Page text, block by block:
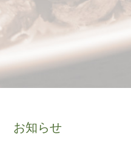
お知らせ